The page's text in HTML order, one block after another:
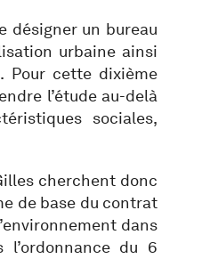
désigner un bureau
urbaine ainsi
Pour cette dixième
l’étude au-delà
sociales,
cherchent donc
de base du contrat
dans
du 6